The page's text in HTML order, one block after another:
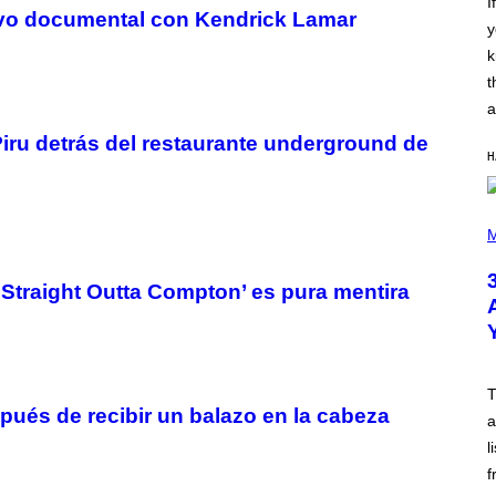
documental con Kendrick Lamar
detrás del restaurante underground de
Outta Compton’ es pura mentira
de recibir un balazo en la cabeza
T
S
O
N
R
F
E
R
S
)
H
O
B
Y
N
S
V
N
I
P